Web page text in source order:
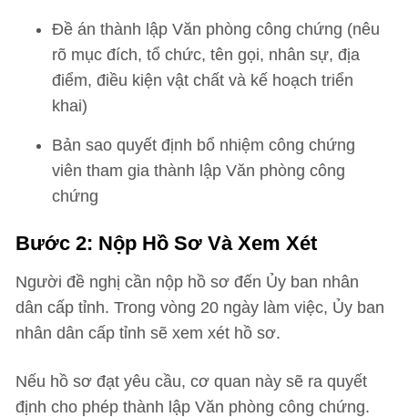
Đề án thành lập Văn phòng công chứng (nêu
rõ mục đích, tổ chức, tên gọi, nhân sự, địa
điểm, điều kiện vật chất và kế hoạch triển
khai)
Bản sao quyết định bổ nhiệm công chứng
viên tham gia thành lập Văn phòng công
chứng
Bước 2: Nộp Hồ Sơ Và Xem Xét
Người đề nghị cần nộp hồ sơ đến Ủy ban nhân
dân cấp tỉnh. Trong vòng 20 ngày làm việc, Ủy ban
nhân dân cấp tỉnh sẽ xem xét hồ sơ.
Nếu hồ sơ đạt yêu cầu, cơ quan này sẽ ra quyết
định cho phép thành lập Văn phòng công chứng.